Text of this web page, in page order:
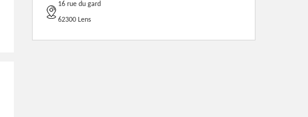
16 rue du gard
62300 Lens